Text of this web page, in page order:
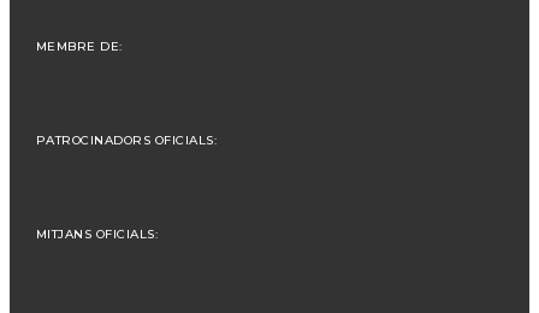
MEMBRE DE:
PATROCINADORS OFICIALS:
MITJANS OFICIALS: